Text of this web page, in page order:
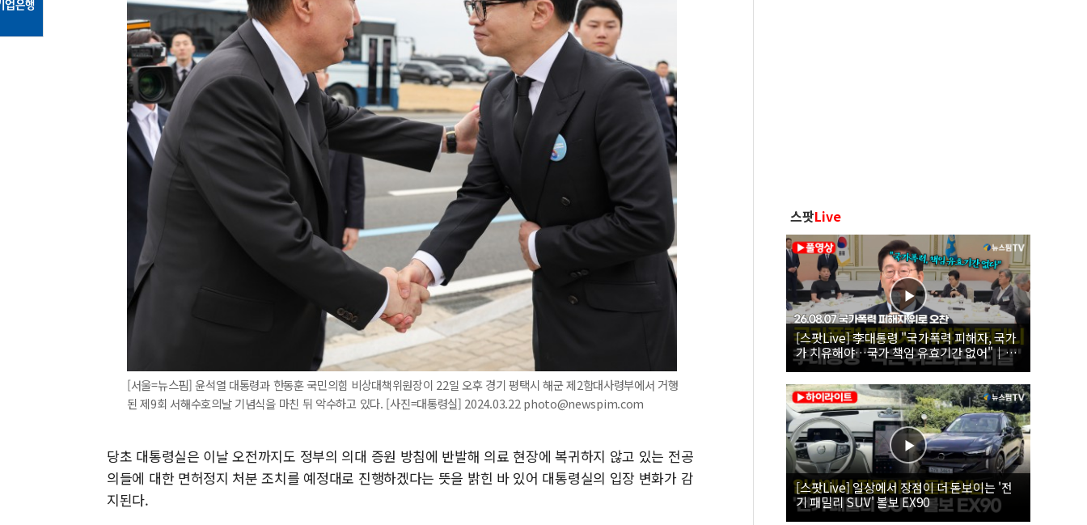
[서울=뉴스핌] 윤석열 대통령과 한동훈 국민의힘 비상대책위원장이 22일 오후 경기 평택시 해군 제2함대사령부에서 거행
된 제9회 서해수호의날 기념식을 마친 뒤 악수하고 있다. [사진=대통령실] 2024.03.22 photo@newspim.com
당초 대통령실은 이날 오전까지도 정부의 의대 증원 방침에 반발해 의료 현장에 복귀하지 않고 있는 전공
의들에 대한 면허정지 처분 조치를 예정대로 진행하겠다는 뜻을 밝힌 바 있어 대통령실의 입장 변화가 감
지된다.
스팟Live
[스팟Live] 李대통령 "국가폭력 피해자, 국가
가 치유해야…국가 책임 유효기간 없어"｜
26.08.07 국가폭력 피해자 위로 오찬
[스팟Live] 일상에서 장점이 더 돋보이는 '전
기 패밀리 SUV' 볼보 EX90